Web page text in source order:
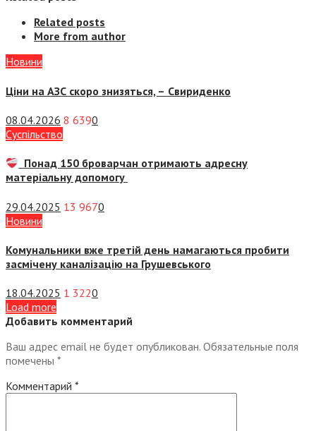
Related posts
More from author
Новини
Ціни на АЗС скоро знизяться, – Свириденко
08.04.2026 8 6390
Суспiльство
Понад 150 броварчан отримають адресну
матеріальну допомогу
29.04.2025 13 9670
Новини
Комунальники вже третій день намагаються пробити
засмічену каналізацію на Грушевського
18.04.2025 1 3220
Load more
Добавить комментарий
Ваш адрес email не будет опубликован. Обязательные поля
помечены *
Комментарий *